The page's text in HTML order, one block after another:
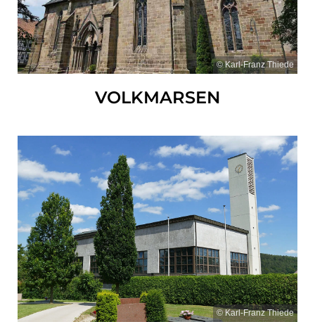
© Karl-Franz Thiede
VOLKMARSEN
© Karl-Franz Thiede